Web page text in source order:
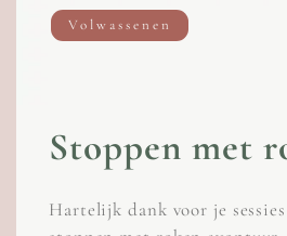
Volwassenen
Stoppen met
Hartelijk dank voor je